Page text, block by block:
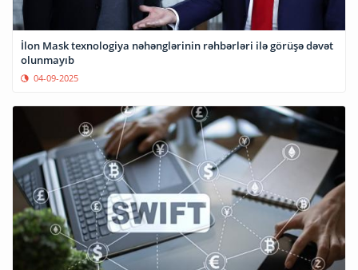
İlon Mask texnologiya nəhənglərinin rəhbərləri ilə görüşə dəvət
olunmayıb
04-09-2025